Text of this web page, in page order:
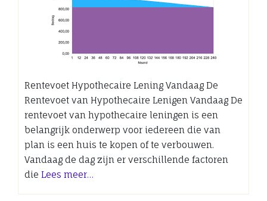
Rentevoet Hypothecaire Lening Vandaag De
Rentevoet van Hypothecaire Lenigen Vandaag De
rentevoet van hypothecaire leningen is een
belangrijk onderwerp voor iedereen die van
plan is een huis te kopen of te verbouwen.
Vandaag de dag zijn er verschillende factoren
die Lees meer…